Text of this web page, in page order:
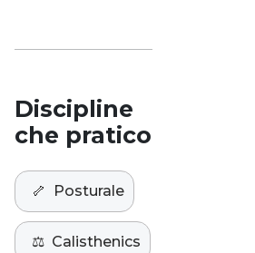
Discipline
che pratico
🦴 Posturale
⚖️ Calisthenics